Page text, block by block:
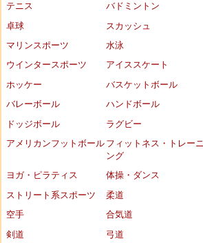
テニス
バドミントン
卓球
スカッシュ
マリンスポーツ
水泳
ウインタースポーツ
アイススケート
ホッケー
バスケットボール
バレーボール
ハンドボール
ドッジボール
ラグビー
アメリカンフットボール フィットネス・トレーニ
ング
ヨガ・ピラティス
体操・ダンス
ストリート系スポーツ
柔道
空手
合気道
剣道
弓道